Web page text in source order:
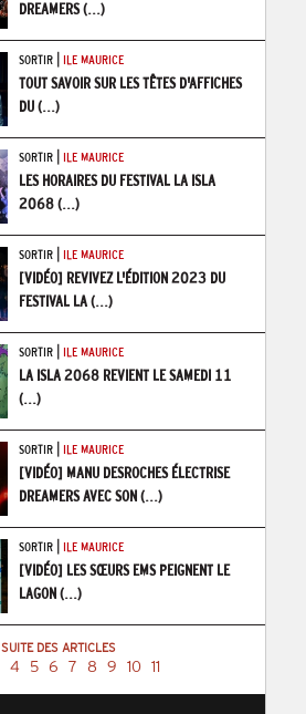
DREAMERS(...)
SORTIR| ILE MAURICE
TOUT SAVOIR SUR LES TÊTES D'AFFICHES
DU(...)
SORTIR| ILE MAURICE
LES HORAIRES DU FESTIVAL LA ISLA
2068(...)
SORTIR| ILE MAURICE
[VIDÉO] REVIVEZ L'ÉDITION 2023 DU
FESTIVAL LA(...)
SORTIR| ILE MAURICE
LA ISLA 2068 REVIENT LE SAMEDI 11
(...)
SORTIR| ILE MAURICE
[VIDÉO] MANU DESROCHES ÉLECTRISE
DREAMERS AVEC SON(...)
SORTIR| ILE MAURICE
[VIDÉO] LES SŒURS EMS PEIGNENT LE
LAGON(...)
SUITE DES ARTICLES
4 5 6 7 8 9 10 11